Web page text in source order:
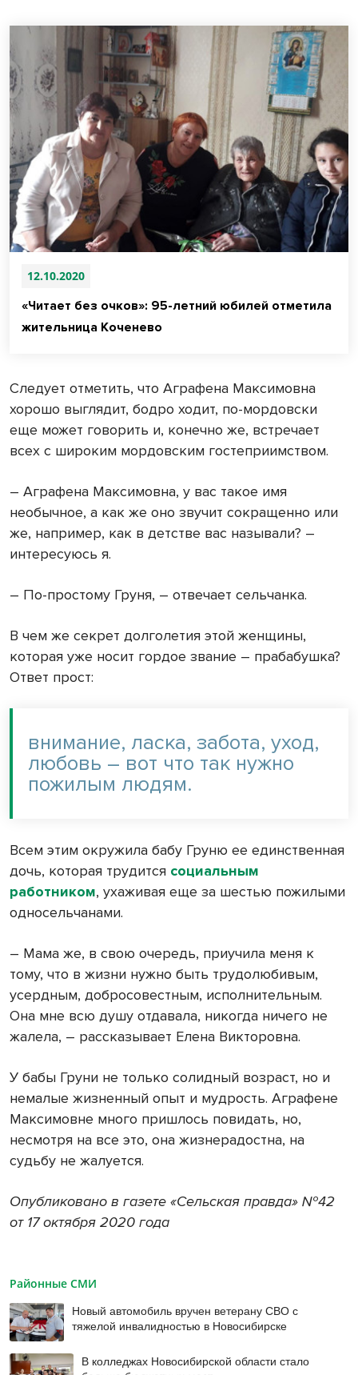
12.10.2020
«Читает без очков»: 95-летний юбилей отметила
жительница Коченево
Следует отметить, что Аграфена Максимовна
хорошо выглядит, бодро ходит, по-мордовски
еще может говорить и, конечно же, встречает
всех с широким мордовским гостеприимством.
– Аграфена Максимовна, у вас такое имя
необычное, а как же оно звучит сокращенно или
же, например, как в детстве вас называли? –
интересуюсь я.
– По-простому Груня, – отвечает сельчанка.
В чем же секрет долголетия этой женщины,
которая уже носит гордое звание – прабабушка?
Ответ прост:
внимание, ласка, забота, уход,
любовь – вот что так нужно
пожилым людям.
Всем этим окружила бабу Груню ее единственная
дочь, которая трудится социальным
работником, ухаживая еще за шестью пожилыми
односельчанами.
– Мама же, в свою очередь, приучила меня к
тому, что в жизни нужно быть трудолюбивым,
усердным, добросовестным, исполнительным.
Она мне всю душу отдавала, никогда ничего не
жалела, – рассказывает Елена Викторовна.
У бабы Груни не только солидный возраст, но и
немалые жизненный опыт и мудрость. Аграфене
Максимовне много пришлось повидать, но,
несмотря на все это, она жизнерадостна, на
судьбу не жалуется.
Опубликовано в газете «Сельская правда» №42
от 17 октября 2020 года
Районные СМИ
Новый автомобиль вручен ветерану СВО с
тяжелой инвалидностью в Новосибирске
В колледжах Новосибирской области стало